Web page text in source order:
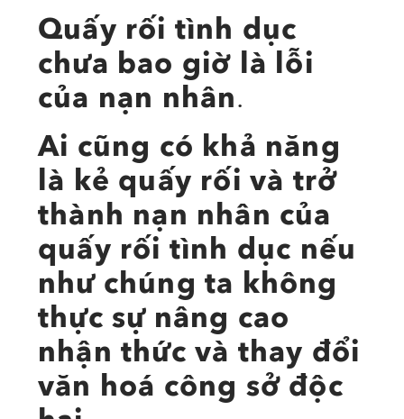
Quấy rối tình dục
chưa bao giờ là lỗi
của nạn nhân.
Ai cũng có khả năng
là kẻ quấy rối và trở
thành nạn nhân của
quấy rối tình dục nếu
như chúng ta không
thực sự nâng cao
nhận thức và thay đổi
văn hoá công sở độc